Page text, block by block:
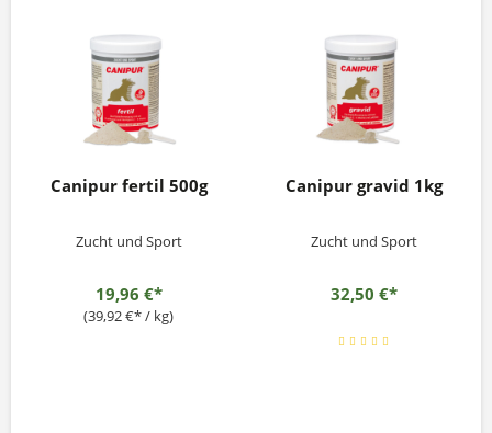
Canipur fertil 500g
Zucht und Sport
19,96 €*
(39,92 €* / kg)
Canipur gravid 1kg
Zucht und Sport
32,50 €*